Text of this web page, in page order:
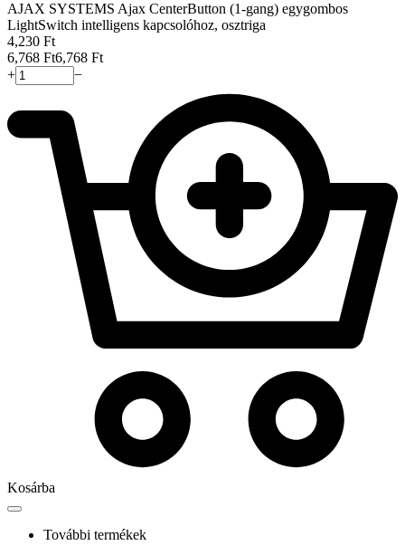
AJAX SYSTEMS Ajax CenterButton (1-gang) egygombos
LightSwitch intelligens kapcsolóhoz, osztriga
4,230 Ft
6,768 Ft6,768 Ft
+
−
Kosárba
További termékek